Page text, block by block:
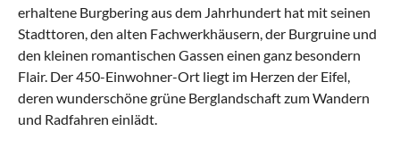
erhaltene Burgbering aus dem Jahrhundert hat mit seinen
Stadttoren, den alten Fachwerkhäusern, der Burgruine und
den kleinen romantischen Gassen einen ganz besondern
Flair. Der 450-Einwohner-Ort liegt im Herzen der Eifel,
deren wunderschöne grüne Berglandschaft zum Wandern
und Radfahren einlädt.